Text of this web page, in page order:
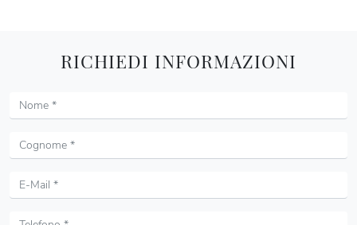
RICHIEDI INFORMAZIONI